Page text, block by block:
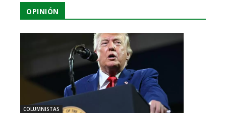
OPINIÓN
COLUMNISTAS